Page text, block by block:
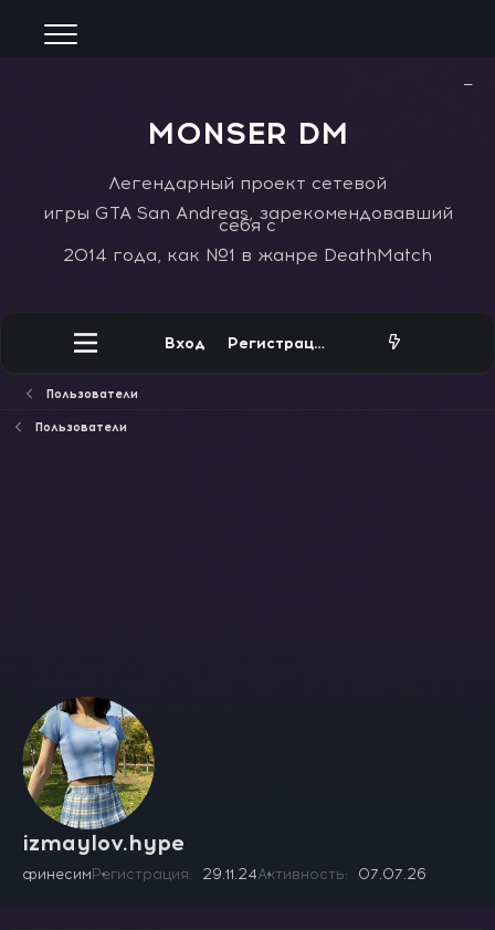
−
MONSER DM
Легендарный проект сетевой
игры GTA San Andreas, зарекомендовавший
себя с
2014 года, как №1 в жанре DeathMatch
Вход Регистрация
Пользователи
Пользователи
izmaylov.hype
финесим Регистрация 29.11.24Активность 07.07.26